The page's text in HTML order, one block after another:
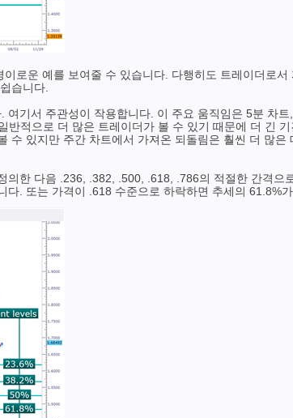
로운 예를 보여줄 수 있습니다. 다행히도 트레이더로
습니다.
기서 주관성이 작용합니다. 이 주요 움직임은 5분 차
적으로 더 많은 트레이더가 볼 수 있기 때문에 더 긴
있지만 주간 차트에서 가져온 되돌림은 훨씬 더 많은
한 다음 .236, .382, .500, .618, .786의 적절한 간격으
. 또는 가격이 .618 수준으로 하락하면 추세의 61.8%